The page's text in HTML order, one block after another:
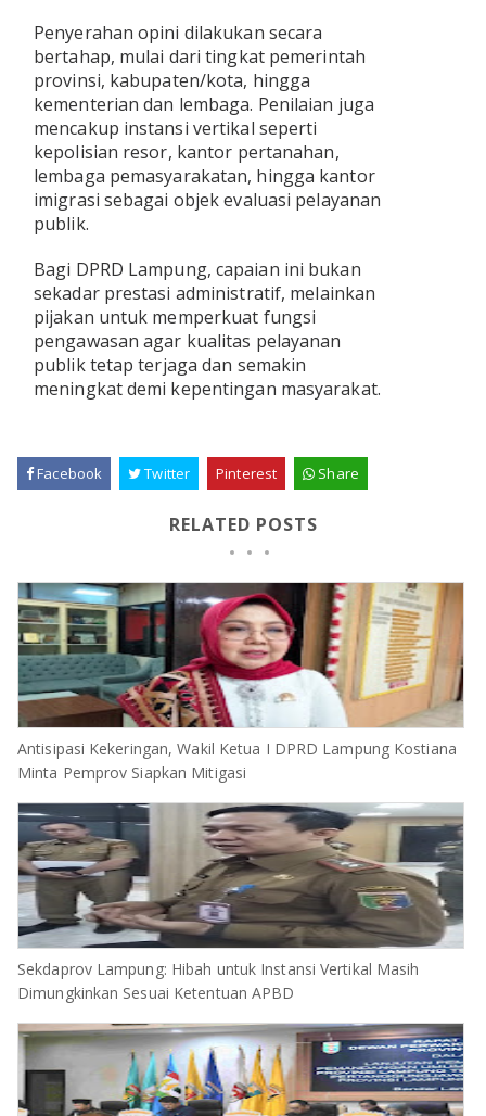
Penyerahan opini dilakukan secara
bertahap, mulai dari tingkat pemerintah
provinsi, kabupaten/kota, hingga
kementerian dan lembaga. Penilaian juga
mencakup instansi vertikal seperti
kepolisian resor, kantor pertanahan,
lembaga pemasyarakatan, hingga kantor
imigrasi sebagai objek evaluasi pelayanan
publik.
Bagi DPRD Lampung, capaian ini bukan
sekadar prestasi administratif, melainkan
pijakan untuk memperkuat fungsi
pengawasan agar kualitas pelayanan
publik tetap terjaga dan semakin
meningkat demi kepentingan masyarakat.
Facebook Twitter Pinterest Share
RELATED POSTS
‎Antisipasi Kekeringan, Wakil Ketua I DPRD Lampung Kostiana
Minta Pemprov Siapkan Mitigasi
Sekdaprov Lampung: Hibah untuk Instansi Vertikal Masih
Dimungkinkan Sesuai Ketentuan APBD